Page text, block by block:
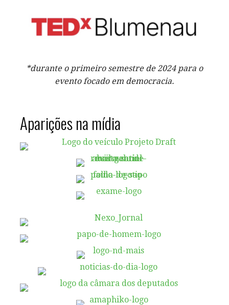
*durante o primeiro semestre de 2024 para o
evento focado em democracia.
Aparições na mídia